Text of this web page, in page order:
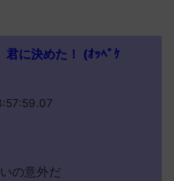
君に決めた！ (ｵｯﾍﾟｹ
の意外だ